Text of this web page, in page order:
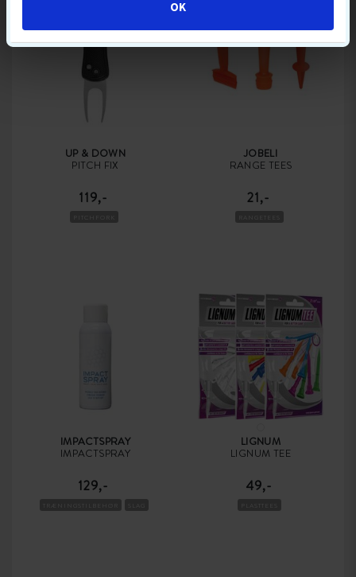
OK
UP & DOWN
PITCH FIX
119,-
JOBELI
RANGE TEES
21,-
IMPACTSPRAY
IMPACTSPRAY
129,-
LIGNUM
LIGNUM TEE
49,-